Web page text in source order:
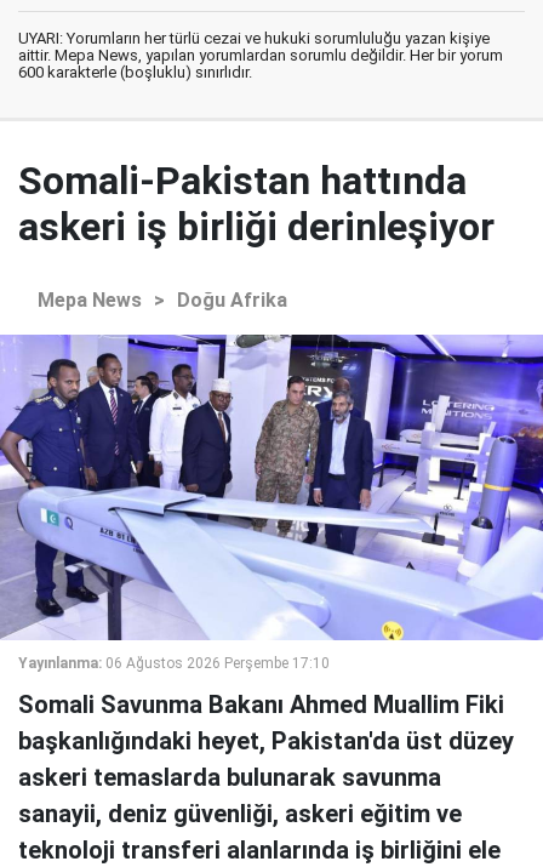
UYARI: Yorumların her türlü cezai ve hukuki sorumluluğu yazan kişiye
aittir. Mepa News, yapılan yorumlardan sorumlu değildir. Her bir yorum
600 karakterle (boşluklu) sınırlıdır.
Somali-Pakistan hattında
askeri iş birliği derinleşiyor
Mepa News > Doğu Afrika
Yayınlanma: 06 Ağustos 2026 Perşembe 17:10
Somali Savunma Bakanı Ahmed Muallim Fiki
başkanlığındaki heyet, Pakistan'da üst düzey
askeri temaslarda bulunarak savunma
sanayii, deniz güvenliği, askeri eğitim ve
teknoloji transferi alanlarında iş birliğini ele